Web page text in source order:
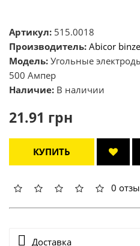
Артикул: 515.0018
Производитель: Abicor
Модель: Угольные
500 Ампер
Наличие: В наличии
21.91 грн
КУПИТЬ
0
Доставка